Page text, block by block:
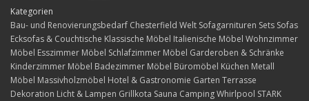
Kategorien
Bau- und Renovierungsbedarf Chesterfield Welt Sofagarnituren Sets Sofas
Ecksofas & Couchtische Klassische Möbel Italienische Möbel Wohnzimmer
Möbel Esszimmer Möbel Schlafzimmer Möbel Garderoben & Schränke
Kinderzimmer Möbel Badezimmer Möbel Büromöbel Küchen Metall
Möbel Massivholzmöbel Hotel & Gastronomie Garten Terrasse
Dekoration Licht & Lampen Grillkota Sauna Camping Whirlpool STARK